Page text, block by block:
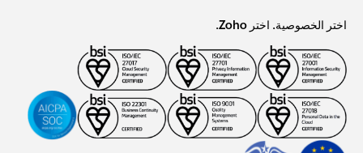
اختر الخصوصية. اختر Zoho.